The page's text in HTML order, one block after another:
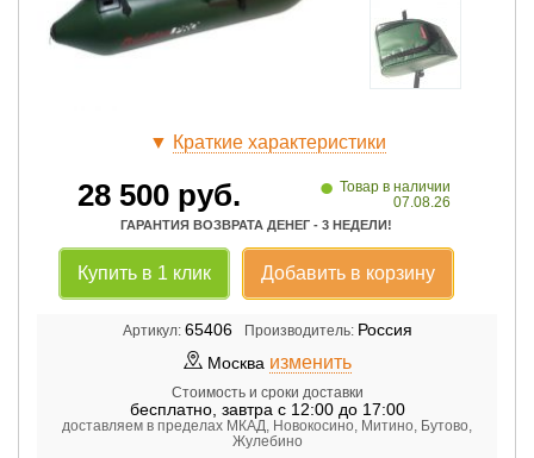
▼ Краткие характеристики
28 500руб. • Товар в наличии
07.08.26
ГАРАНТИЯ ВОЗВРАТА ДЕНЕГ - 3 НЕДЕЛИ!
Купить в 1 клик Добавить в корзину
Артикул: 65406 Производитель: Россия
Москва изменить
Стоимость и сроки доставки
бесплатно, завтра с 12:00 до 17:00
доставляем в пределах МКАД, Новокосино, Митино, Бутово,
Жулебино